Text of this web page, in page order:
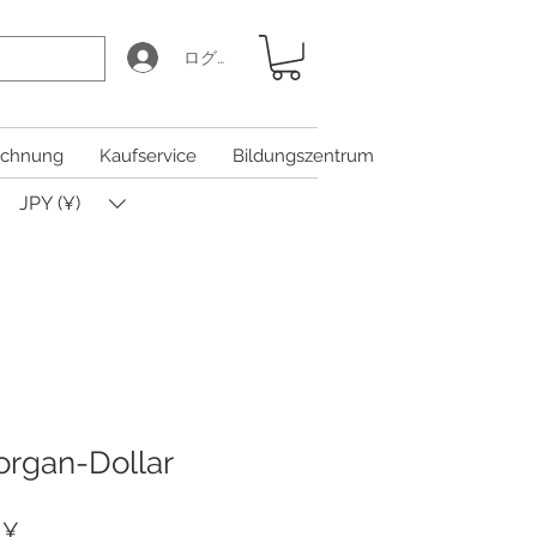
ログイン
Kaufservice Bildungszentrum
JPY (¥)
Dollar
¥